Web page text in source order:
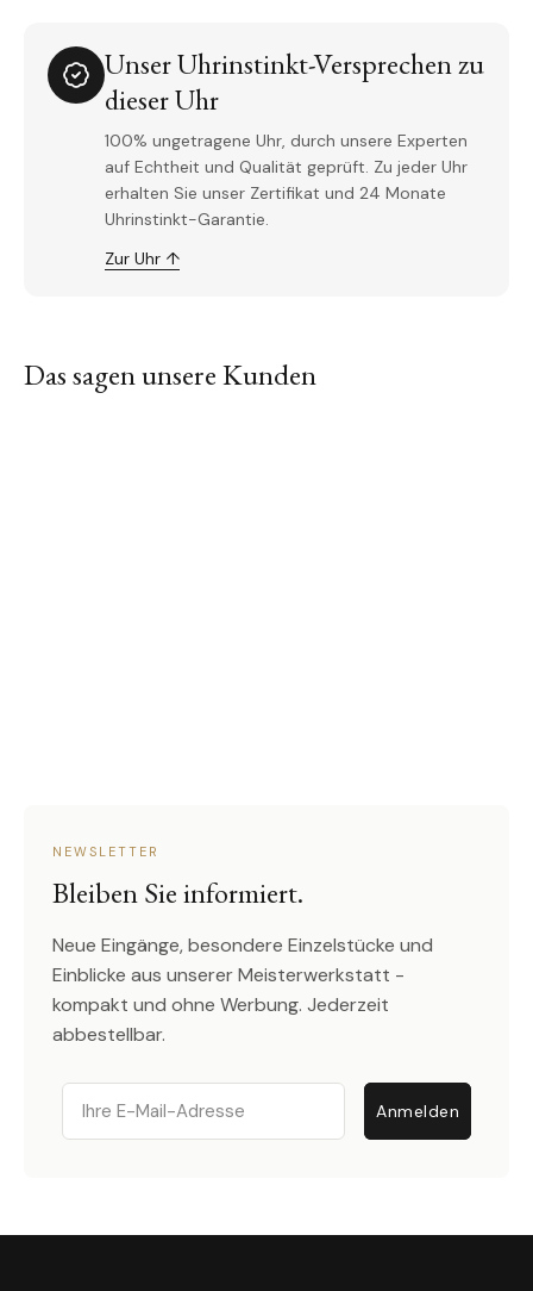
Unser Uhrinstinkt-Versprechen zu
dieser Uhr
100% ungetragene Uhr, durch unsere Experten
auf Echtheit und Qualität geprüft. Zu jeder Uhr
erhalten Sie unser Zertifikat und 24 Monate
Uhrinstinkt-Garantie.
Zur Uhr ↑
Das sagen unsere Kunden
NEWSLETTER
Bleiben Sie informiert.
Neue Eingänge, besondere Einzelstücke und
Einblicke aus unserer Meisterwerkstatt -
kompakt und ohne Werbung. Jederzeit
abbestellbar.
Email
Anmelden